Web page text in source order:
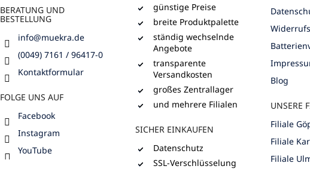
BERATUNG UND
BESTELLUNG
info@muekra.de
(0049) 7161 / 96417-0
Kontaktformular
FOLGE UNS AUF
Facebook
Instagram
YouTube
günstige Preise
breite Produktpalette
ständig wechselnde
Angebote
transparente
Versandkosten
großes Zentrallager
und mehrere Filialen
SICHER EINKAUFEN
Datenschutz
SSL-Verschlüsselung
Blog
UNSERE
Filiale
Filiale
Filiale